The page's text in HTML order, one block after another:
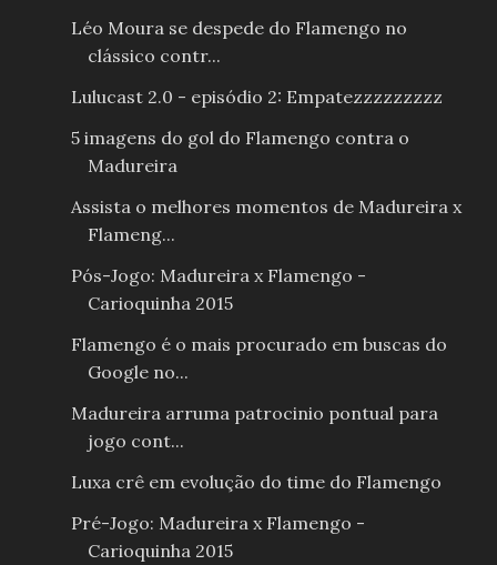
Léo Moura se despede do Flamengo no
clássico contr...
Lulucast 2.0 - episódio 2: Empatezzzzzzzzz
5 imagens do gol do Flamengo contra o
Madureira
Assista o melhores momentos de Madureira x
Flameng...
Pós-Jogo: Madureira x Flamengo -
Carioquinha 2015
Flamengo é o mais procurado em buscas do
Google no...
Madureira arruma patrocinio pontual para
jogo cont...
Luxa crê em evolução do time do Flamengo
Pré-Jogo: Madureira x Flamengo -
Carioquinha 2015